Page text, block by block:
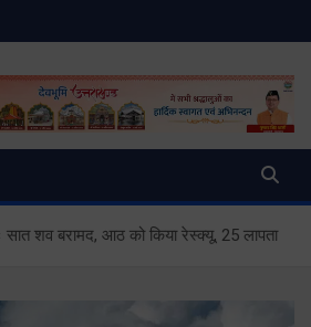
| Uttarakhand
News
शव बरामद, आठ को किया रेस्क्यू, 25 लापता